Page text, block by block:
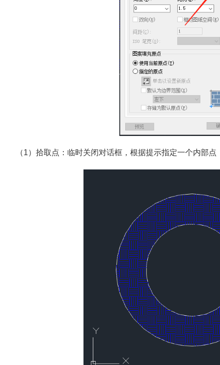
（1）拾取点：临时关闭对话框，根据提示指定一个内部